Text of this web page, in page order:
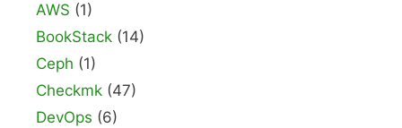
AWS (1)
BookStack (14)
Ceph (1)
Checkmk (47)
DevOps (6)